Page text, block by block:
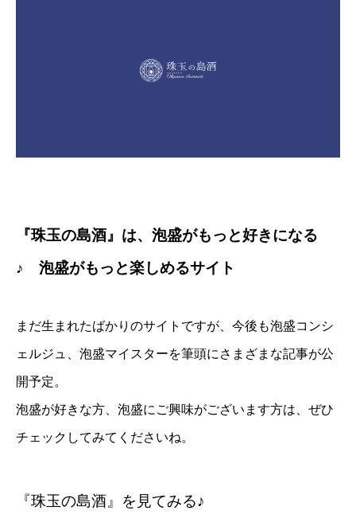
『珠玉の島酒』は、泡盛がもっと好きになる
♪ 泡盛がもっと楽しめるサイト
まだ生まれたばかりのサイトですが、今後も泡盛コンシ
ェルジュ、泡盛マイスターを筆頭にさまざまな記事が公
開予定。
泡盛が好きな方、泡盛にご興味がございます方は、ぜひ
チェックしてみてくださいね。
『珠玉の島酒』を見てみる♪